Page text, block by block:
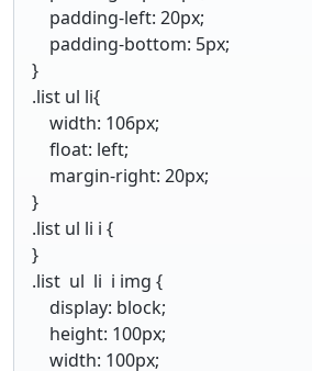
padding-left: 20px;
padding-bottom: 5px;
}
.list ul li{
width: 106px;
float: left;
margin-right: 20px;
}
.list ul li i {
}
.list ul li i img {
display: block;
height: 100px;
width: 100px;